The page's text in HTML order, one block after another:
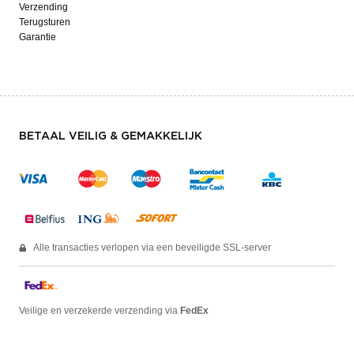
Verzending
Terugsturen
Garantie
BETAAL VEILIG & GEMAKKELIJK
Alle transacties verlopen via een beveiligde SSL-server
Veilige en verzekerde verzending via FedEx